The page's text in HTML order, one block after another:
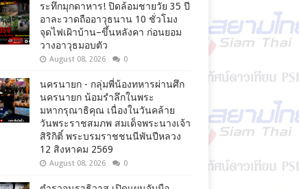
ระทึกมุกดาหาร! ปิดล้อมชายวัย 35 ปี
อาละวาดถืออาวุธนาน 10 ชั่วโมง
จุดไฟเผิาบ้าน–ขึ้นหลังคา ก่อนยอม
วางอาวุธมอบตัว
August 08, 2026 0
นครนายก - กลุ่มพี่น้องทหารผ่านศึก
นครนายก น้อมรำลึกในพระ
มหากรุณาธิคุณ เนื่องในวันคล้าย
วันพระราชสมภพ สมเด็จพระนางเจ้า
สิริกิติ์ พระบรมราชชนนีพันปีหลวง
12 สิงหาคม 2569
August 08, 2026 0